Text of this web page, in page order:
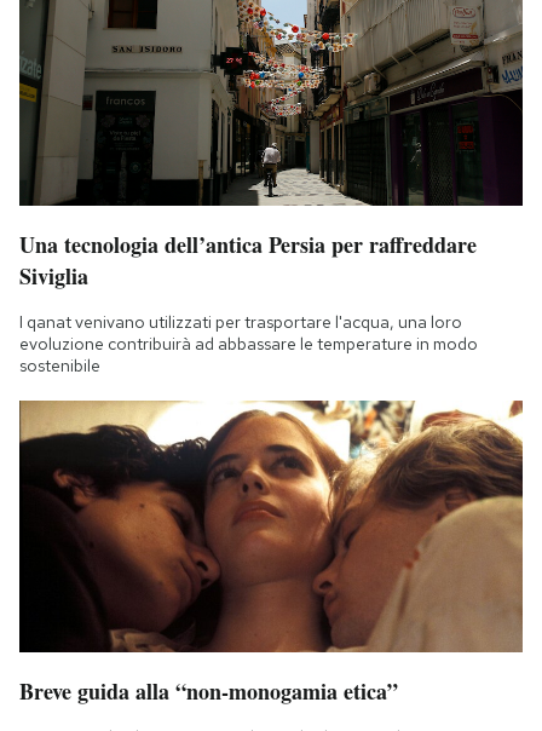
Una tecnologia dell’antica Persia per raffreddare
Siviglia
I qanat venivano utilizzati per trasportare l'acqua, una loro
evoluzione contribuirà ad abbassare le temperature in modo
sostenibile
Breve guida alla “non-monogamia etica”